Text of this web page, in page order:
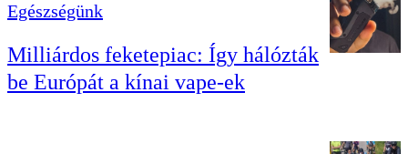
Egészségünk
Milliárdos feketepiac: Így hálózták
be Európát a kínai vape-ek